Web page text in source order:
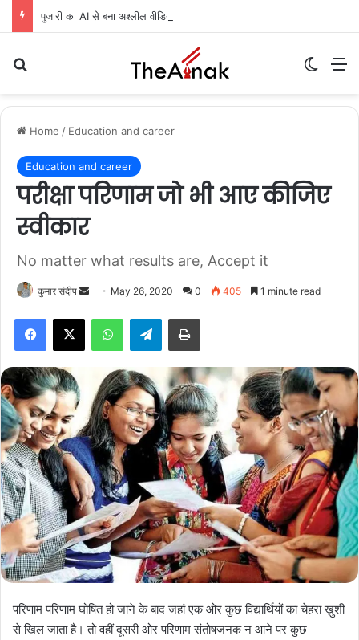
पुजारी का AI से बना अश्लील वीडियो वायरल, दो पर FIR दर्ज
Home / Education and career
Education and career
परीक्षा परिणाम जो भी आए कीजिए
स्वीकार
No matter what results are, Accept it
कुमार संदीप
d
e
m
a
i
May 26, 2020 0 405 1 minute read
Telegram
परिणाम परिणाम घोषित हो जाने के बाद जहां एक ओर कुछ विद्यार्थियों का चेहरा ख़ुशी
से खिल जाता है। तो वहीं दूसरी ओर परिणाम संतोषजनक न आने पर कुछ